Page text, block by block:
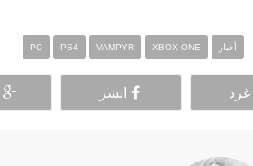
أخبار PC PS4 VAMPYR XBOX ONE
غرد انشر